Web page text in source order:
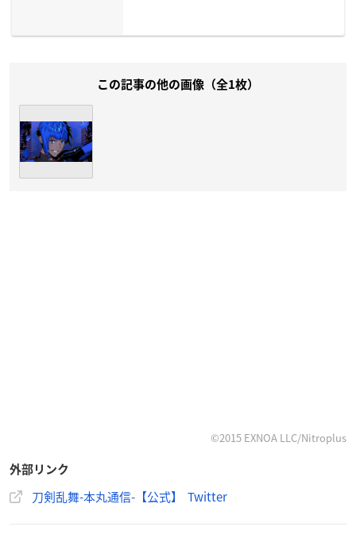
この記事の他の画像（全1枚）
©2015 EXNOA LLC/Nitroplus
外部リンク
刀剣乱舞-本丸通信-【公式】 Twitter